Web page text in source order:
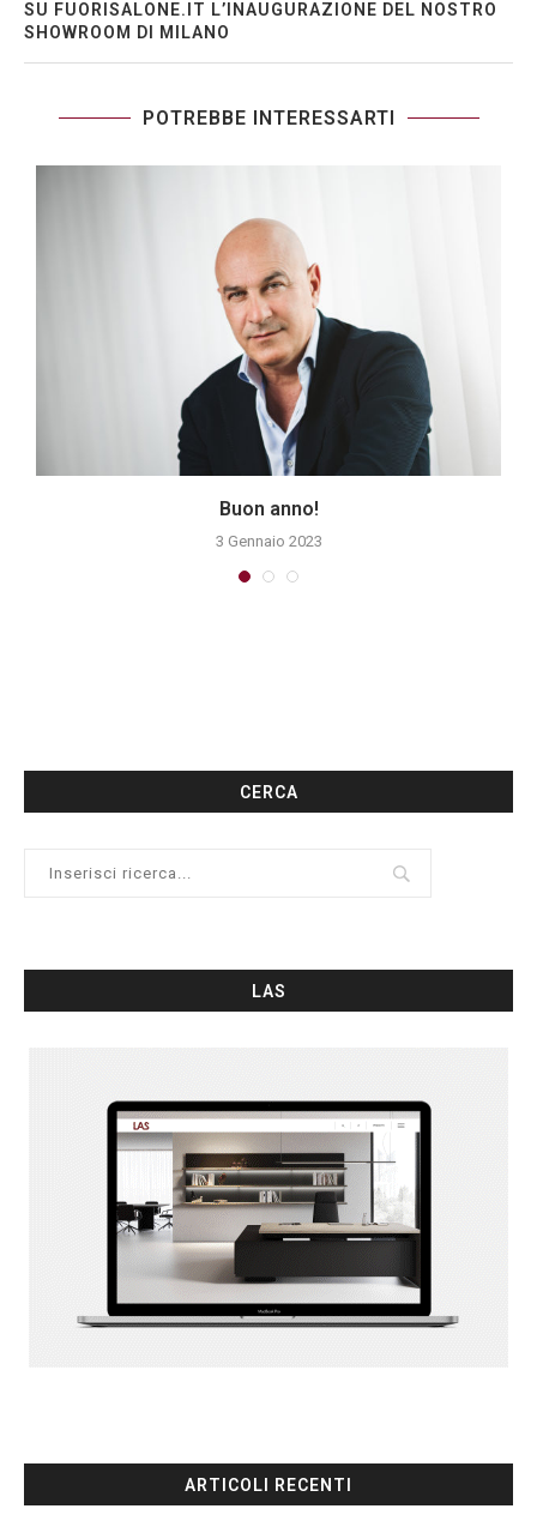
SU FUORISALONE.IT L’INAUGURAZIONE DEL NOSTRO
SHOWROOM DI MILANO
POTREBBE INTERESSARTI
Buon anno!
3 Gennaio 2023
CERCA
LAS
ARTICOLI RECENTI